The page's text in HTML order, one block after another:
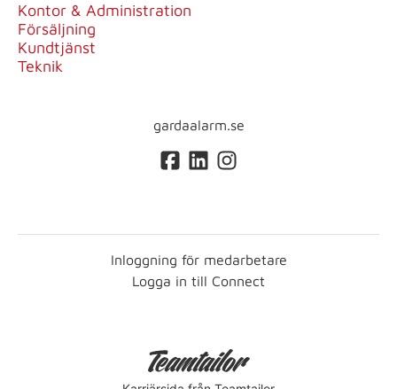
Kontor & Administration
Försäljning
Kundtjänst
Teknik
gardaalarm.se
Inloggning för medarbetare
Logga in till Connect